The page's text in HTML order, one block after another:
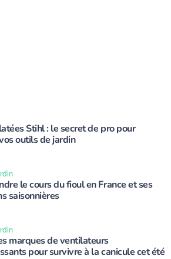
Stihl : le secret de pro pour
outils de jardin
le cours du fioul en France et ses
saisonnières
marques de ventilateurs
pour survivre à la canicule cet été